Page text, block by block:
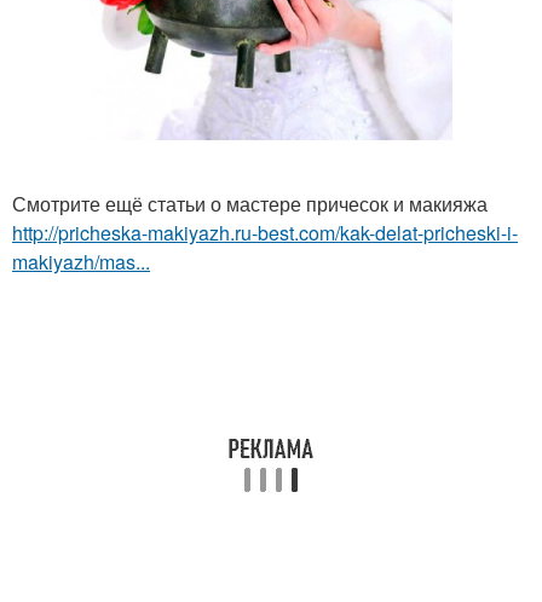
Смотрите ещё статьи о мастере причесок и макияжа
http://pricheska-makiyazh.ru-best.com/kak-delat-pricheski-i-
makiyazh/mas...